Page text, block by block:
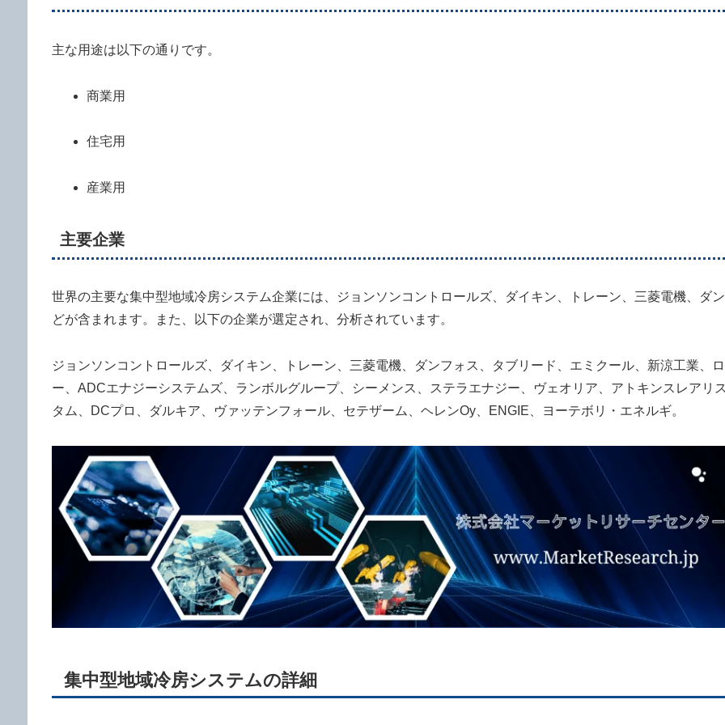
主な用途は以下の通りです。
商業用
住宅用
産業用
主要企業
世界の主要な集中型地域冷房システム企業には、ジョンソンコントロールズ、ダイキン、トレーン、三菱電機、ダ
どが含まれます。また、以下の企業が選定され、分析されています。
ジョンソンコントロールズ、ダイキン、トレーン、三菱電機、ダンフォス、タブリード、エミクール、新涼工業、
ー、ADCエナジーシステムズ、ランボルグループ、シーメンス、ステラエナジー、ヴェオリア、アトキンスレアリ
タム、DCプロ、ダルキア、ヴァッテンフォール、セテザーム、ヘレンOy、ENGIE、ヨーテボリ・エネルギ。
集中型地域冷房システムの詳細